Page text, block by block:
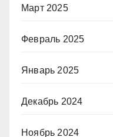
Март 2025
Февраль 2025
Январь 2025
Декабрь 2024
Ноябрь 2024